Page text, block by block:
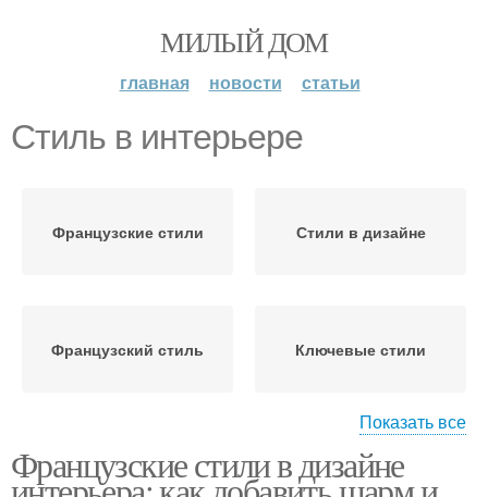
МИЛЫЙ ДОМ
главная новости статьи
Стиль в интерьере
Французские стили Стили в дизайне
Французский стиль Ключевые стили
интерьерах
Мебели в французском
стиле
Показать все
Французские стили в дизайне